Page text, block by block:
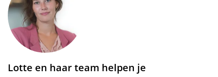
Lotte en haar team helpen je